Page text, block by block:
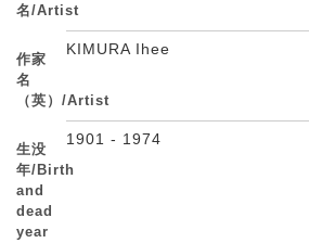
名/Artist
作家
名
（英）/Artist
KIMURA Ihee
生没
年/Birth
and
dead
year
1901 - 1974